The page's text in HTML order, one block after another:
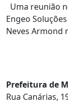
Uma reunião
Engeo
Neves Armond
Prefeitura de
Rua Canárias,